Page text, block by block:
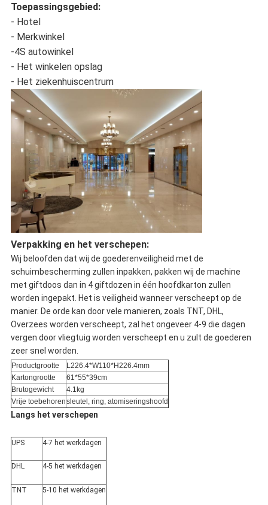
Toepassingsgebied:
- Hotel
- Merkwinkel
-4S autowinkel
- Het winkelen opslag
- Het ziekenhuiscentrum
Verpakking en het verschepen:
Wij beloofden dat wij de goederenveiligheid met de
schuimbescherming zullen inpakken, pakken wij de machine
met giftdoos dan in 4 giftdozen in één hoofdkarton zullen
worden ingepakt. Het is veiligheid wanneer verscheept op de
manier. De orde kan door vele manieren, zoals TNT, DHL,
Overzees worden verscheept, zal het ongeveer 4-9 die dagen
vergen door vliegtuig worden verscheept en u zult de goederen
zeer snel worden.
Productgrootte
L226.4*W110*H226.4mm
Kartongrootte
61*55*39cm
Brutogewicht
4.1kg
Vrije toebehorensleutel, ring, atomiseringshoofd
Langs het verschepen
UPS 4-7 het werkdagen
DHL 4-5 het werkdagen
TNT 5-10 het werkdagen